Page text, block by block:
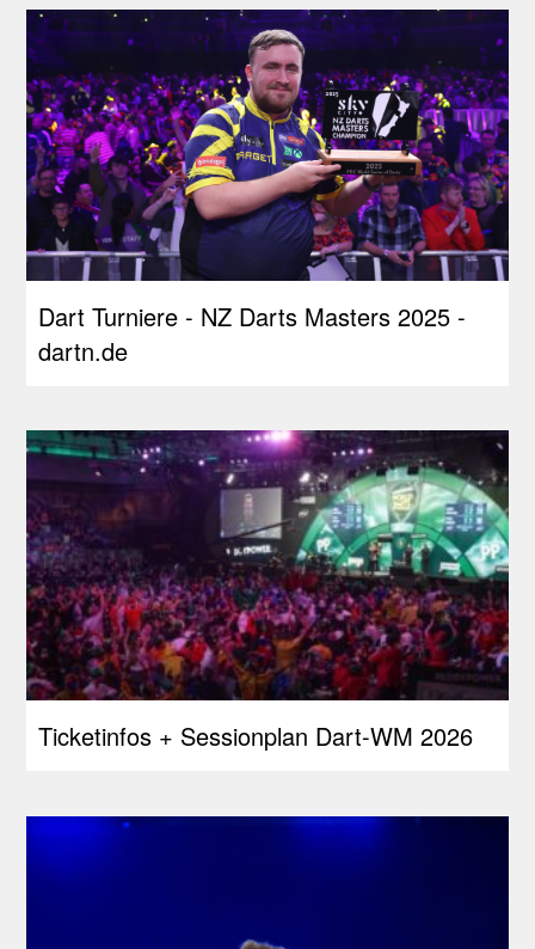
Dart Turniere - NZ Darts Masters 2025 -
dartn.de
Ticketinfos + Sessionplan Dart-WM 2026